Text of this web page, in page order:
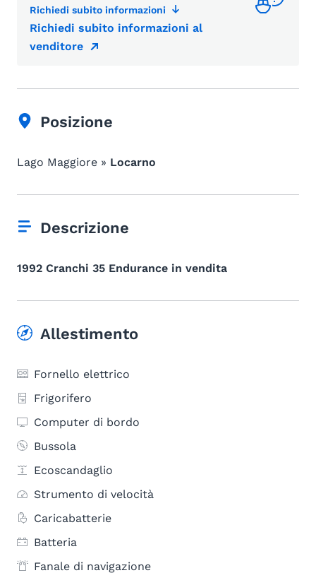
Richiedi subito informazioni
Richiedi subito informazioni al
venditore
Posizione
Lago Maggiore » Locarno
Descrizione
1992 Cranchi 35 Endurance in vendita
Allestimento
Fornello elettrico
Frigorifero
Computer di bordo
Bussola
Ecoscandaglio
Strumento di velocità
Caricabatterie
Batteria
Fanale di navigazione